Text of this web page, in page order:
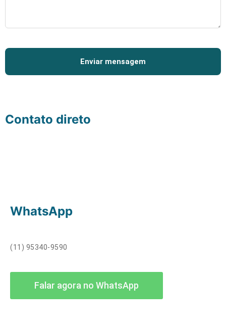
Contato direto
WhatsApp
(11) 95340-9590
Falar agora no WhatsApp